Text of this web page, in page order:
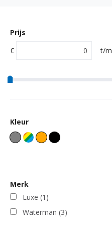
Prijs
€
t/m
Kleur
Merk
Luxe (1)
Waterman (3)